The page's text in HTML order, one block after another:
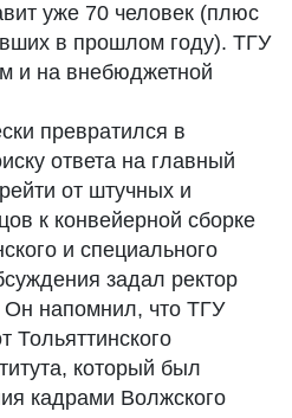
уже 70 человек (плюс
в прошлом году). ТГУ
и на внебюджетной
превратился в
ответа на главный
от штучных и
к конвейерной сборке
и специального
задал ректор
напомнил, что ТГУ
Тольяттинского
который был
кадрами Волжского